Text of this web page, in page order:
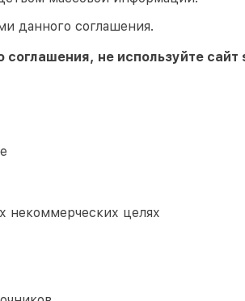
данного соглашения.
не используйте сайт
некоммерческих целях